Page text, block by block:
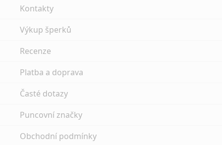
Kontakty
Výkup šperků
Recenze
Platba a doprava
Časté dotazy
Puncovní značky
Obchodní podmínky